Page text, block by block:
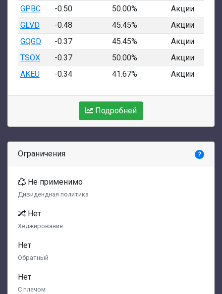
GPBC -0.50 50.00%
Акции
GLVD
-0.48 45.45%
Акции
GQGD
-0.37 45.45%
Акции
TSOX
-0.37 50.00%
Акции
AKEU
-0.34 41.67% Акции
Подробней
Ограничения ?
Не применимо
Дивидендная политика
Нет
Хеджирование
Нет
Обратный
Нет
С плечом